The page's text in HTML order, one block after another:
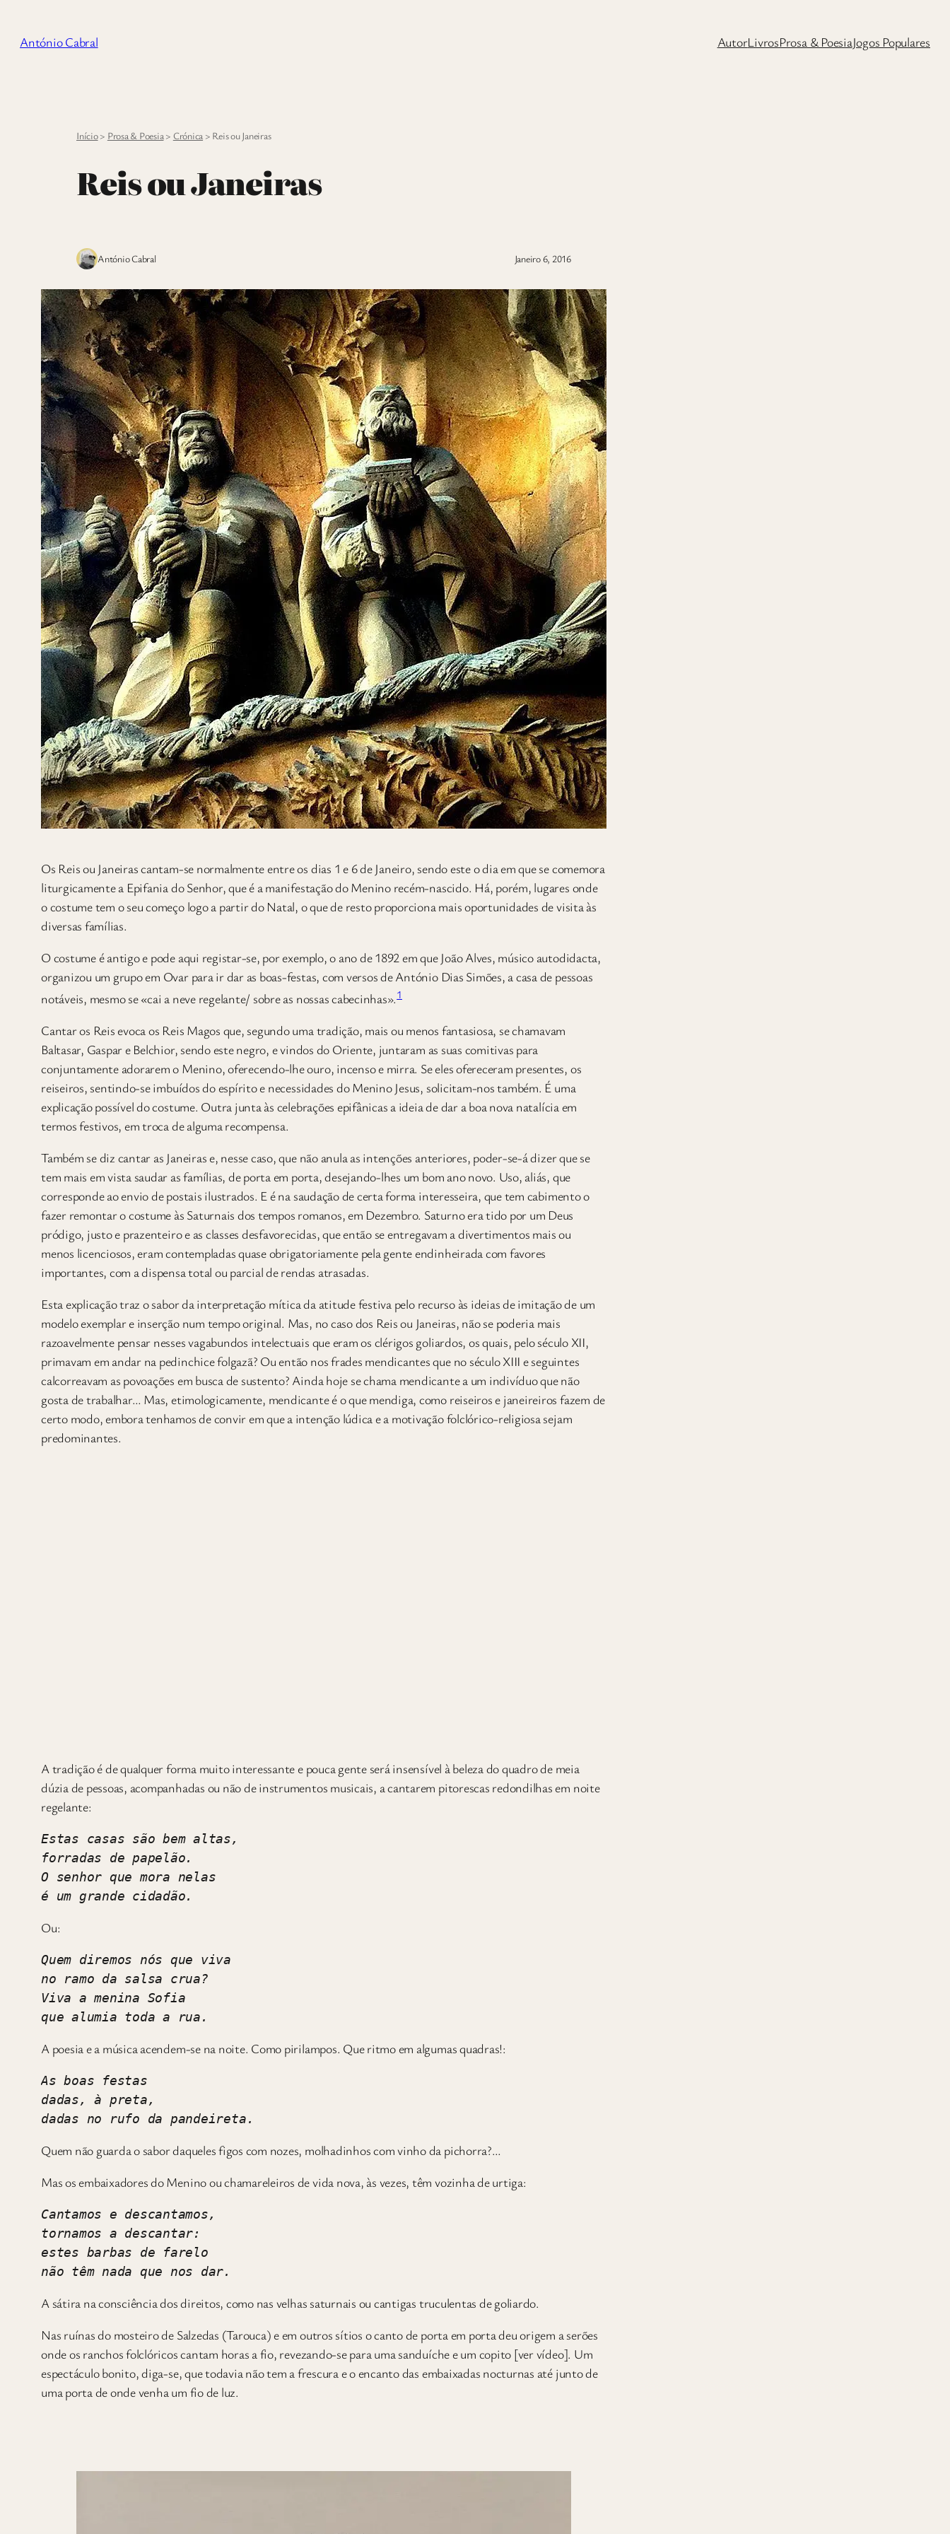
António Cabral AutorLivrosProsa & PoesiaJogos Populares
Início> Prosa & Poesia> Crónica > Reis ou Janeiras
Reis ou Janeiras
António Cabral Janeiro 6, 2016
Os Reis ou Janeiras cantam-se normalmente entre os dias 1 e 6 de Janeiro, sendo este o dia em que se comemora
liturgicamente a Epifania do Senhor, que é a manifestação do Menino recém-nascido. Há, porém, lugares onde
o costume tem o seu começo logo a partir do Natal, o que de resto proporciona mais oportunidades de visita às
diversas famílias.
O costume é antigo e pode aqui registar-se, por exemplo, o ano de 1892 em que João Alves, músico autodidacta,
organizou um grupo em Ovar para ir dar as boas-festas, com versos de António Dias Simões, a casa de pessoas
notáveis, mesmo se «cai a neve regelante/ sobre as nossas cabecinhas».1
Cantar os Reis evoca os Reis Magos que, segundo uma tradição, mais ou menos fantasiosa, se chamavam
Baltasar, Gaspar e Belchior, sendo este negro, e vindos do Oriente, juntaram as suas comitivas para
conjuntamente adorarem o Menino, oferecendo-lhe ouro, incenso e mirra. Se eles ofereceram presentes, os
reiseiros, sentindo-se imbuídos do espírito e necessidades do Menino Jesus, solicitam-nos também. É uma
explicação possível do costume. Outra junta às celebrações epifânicas a ideia de dar a boa nova natalícia em
termos festivos, em troca de alguma recompensa.
Também se diz cantar as Janeiras e, nesse caso, que não anula as intenções anteriores, poder-se-á dizer que se
tem mais em vista saudar as famílias, de porta em porta, desejando-lhes um bom ano novo. Uso, aliás, que
corresponde ao envio de postais ilustrados. E é na saudação de certa forma interesseira, que tem cabimento o
fazer remontar o costume às Saturnais dos tempos romanos, em Dezembro. Saturno era tido por um Deus
pródigo, justo e prazenteiro e as classes desfavorecidas, que então se entregavam a divertimentos mais ou
menos licenciosos, eram contempladas quase obrigatoriamente pela gente endinheirada com favores
importantes, com a dispensa total ou parcial de rendas atrasadas.
Esta explicação traz o sabor da interpretação mítica da atitude festiva pelo recurso às ideias de imitação de um
modelo exemplar e inserção num tempo original. Mas, no caso dos Reis ou Janeiras, não se poderia mais
razoavelmente pensar nesses vagabundos intelectuais que eram os clérigos goliardos, os quais, pelo século XII,
primavam em andar na pedinchice folgazã? Ou então nos frades mendicantes que no século XIII e seguintes
calcorreavam as povoações em busca de sustento? Ainda hoje se chama mendicante a um indivíduo que não
gosta de trabalhar… Mas, etimologicamente, mendicante é o que mendiga, como reiseiros e janeireiros fazem de
certo modo, embora tenhamos de convir em que a intenção lúdica e a motivação folclórico-religiosa sejam
predominantes.
A tradição é de qualquer forma muito interessante e pouca gente será insensível à beleza do quadro de meia
dúzia de pessoas, acompanhadas ou não de instrumentos musicais, a cantarem pitorescas redondilhas em noite
regelante:
Estas casas são bem altas,
forradas de papelão.
O senhor que mora nelas
é um grande cidadão.
Ou:
Quem diremos nós que viva
no ramo da salsa crua?
Viva a menina Sofia
que alumia toda a rua.
A poesia e a música acendem-se na noite. Como pirilampos. Que ritmo em algumas quadras!:
As boas festas
dadas, à preta,
dadas no rufo da pandeireta.
Quem não guarda o sabor daqueles figos com nozes, molhadinhos com vinho da pichorra?…
Mas os embaixadores do Menino ou chamareleiros de vida nova, às vezes, têm vozinha de urtiga:
Cantamos e descantamos,
tornamos a descantar:
estes barbas de farelo
não têm nada que nos dar.
A sátira na consciência dos direitos, como nas velhas saturnais ou cantigas truculentas de goliardo.
Nas ruínas do mosteiro de Salzedas (Tarouca) e em outros sítios o canto de porta em porta deu origem a serões
onde os ranchos folclóricos cantam horas a fio, revezando-se para uma sanduíche e um copito [ver vídeo]. Um
espectáculo bonito, diga-se, que todavia não tem a frescura e o encanto das embaixadas nocturnas até junto de
uma porta de onde venha um fio de luz.